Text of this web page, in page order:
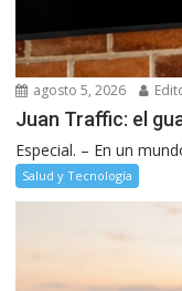
agosto 5, 2026
Juan Traffic: el
Especial. – En un
Salud y Tecnología